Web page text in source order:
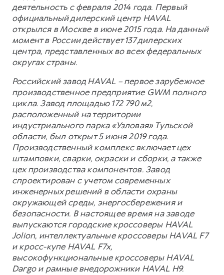
деятельность с февраля 2014 года. Первый
официальный дилерский центр HAVAL
открылся в Москве в июне 2015 года. На данный
момент в России действует 137 дилерских
центра, представленных во всех федеральных
округах страны.
Российский завод HAVAL – первое зарубежное
производственное предприятие GWM полного
цикла. Завод площадью 172 790 м2,
расположенный на территории
индустриального парка «Узловая» Тульской
области, был открыт 5 июня 2019 года.
Производственный комплекс включает цех
штамповки, сварки, окраски и сборки, а также
цех производства компонентов. Завод
спроектирован с учетом современных
инженерных решений в области охраны
окружающей среды, энергосбережения и
безопасности. В настоящее время на заводе
выпускаются городские кроссоверы HAVAL
Jolion, интеллектуальные кроссоверы HAVAL F7
и кросс-купе HAVAL F7x,
высокофункциональные кроссоверы HAVAL
Dargo и рамные внедорожники HAVAL H9.